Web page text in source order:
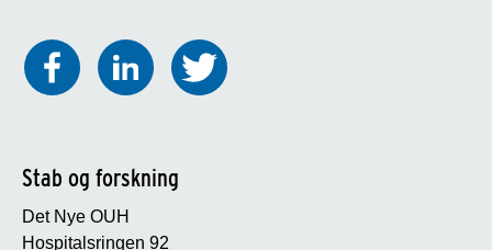
Stab og forskning
Det Nye OUH
Hospitalsringen 92